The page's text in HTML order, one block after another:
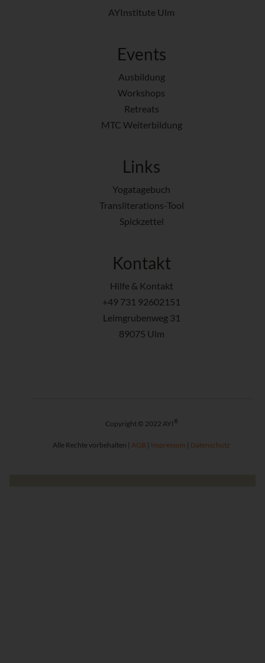
AYInstitute Ulm
Events
Ausbildung
Workshops
Retreats
MTC Weiterbildung
Links
Yogatagebuch
Transliterations-Tool
Spickzettel
Kontakt
Hilfe & Kontakt
+49 731 92602151
Leimgrubenweg 31
89075 Ulm
Copyright © 2022 AYI ®
Alle Rechte vorbehalten | AGB | Impressum | Datenschutz